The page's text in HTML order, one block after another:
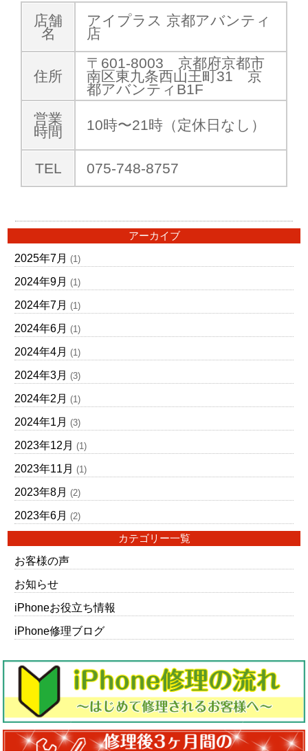
店舗
名
アイプラス 京都アバンティ
店
住所
〒601-8003 京都府京都市
南区東九条西山王町31 京
都アバンティB1F
営業
時間
10時〜21時（定休日なし）
TEL 075-748-8757
アーカイブ
2025年7月 (1)
2024年9月 (1)
2024年7月 (1)
2024年6月 (1)
2024年4月 (1)
2024年3月 (3)
2024年2月 (1)
2024年1月 (3)
2023年12月 (1)
2023年11月 (1)
2023年8月 (2)
2023年6月 (2)
カテゴリー一覧
お客様の声
お知らせ
iPhoneお役立ち情報
iPhone修理ブログ